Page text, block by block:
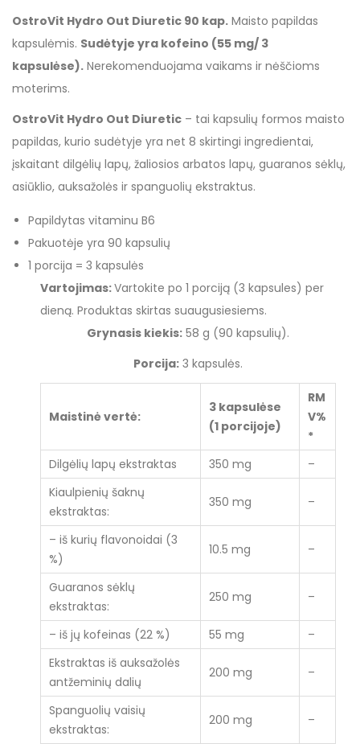
OstroVit Hydro Out Diuretic 90 kap. Maisto papildas
kapsulėmis. Sudėtyje yra kofeino (55 mg/ 3
kapsulėse). Nerekomenduojama vaikams ir nėščioms
moterims.
OstroVit Hydro Out Diuretic – tai kapsulių formos maisto
papildas, kurio sudėtyje yra net 8 skirtingi ingredientai,
įskaitant dilgėlių lapų, žaliosios arbatos lapų, guaranos sėklų,
asiūklio, auksažolės ir spanguolių ekstraktus.
Papildytas vitaminu B6
Pakuotėje yra 90 kapsulių
1 porcija = 3 kapsulės
Vartojimas:Vartokite po 1 porciją (3 kapsules) per
dieną. Produktas skirtas suaugusiesiems.
Grynasis kiekis: 58 g (90 kapsulių).
Porcija: 3 kapsulės.
Maistinė vertė:
3 kapsulėse
(1 porcijoje)
RM
V%
*
Dilgėlių lapų ekstraktas
350 mg
–
Kiaulpienių šaknų
ekstraktas:
350 mg –
– iš kurių flavonoidai (3
%)
10.5 mg –
Guaranos sėklų
ekstraktas:
250 mg –
– iš jų kofeinas (22 %) 55 mg
–
Ekstraktas iš auksažolės
antžeminių dalių
200 mg –
Spanguolių vaisių
ekstraktas:
200 mg –